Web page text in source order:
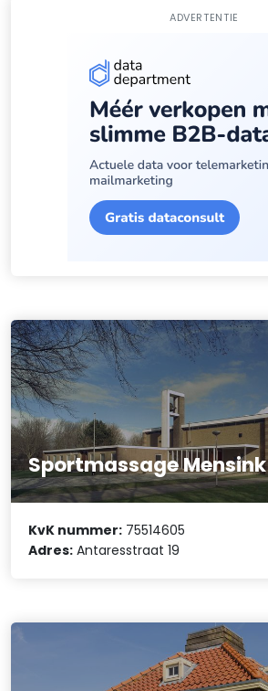
ADVERTENTIE
Sportmassage Mensink
KvK nummer: 75514605
Adres: Antaresstraat 19